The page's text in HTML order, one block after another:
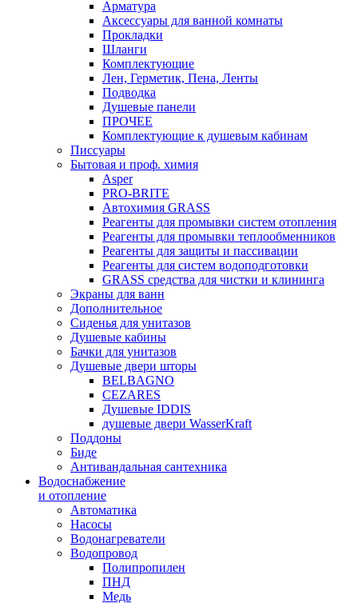
Арматура
Аксессуары для ванной комнаты
Прокладки
Шланги
Комплектующие
Лен, Герметик, Пена, Ленты
Подводка
Душевые панели
ПРОЧЕЕ
Комплектующие к душевым кабинам
Писсуары
Бытовая и проф. химия
Asper
PRO-BRITE
Автохимия GRASS
Реагенты для промывки систем отопления
Реагенты для промывки теплообменников
Реагенты для защиты и пассивации
Реагенты для систем водоподготовки
GRASS средства для чистки и клининга
Экраны для ванн
Дополнительное
Сиденья для унитазов
Душевые кабины
Бачки для унитазов
Душевые двери шторы
BELBAGNO
CEZARES
Душевые IDDIS
душевые двери WasserKraft
Поддоны
Биде
Антивандальная сантехника
Водоснабжение
и отопление
Автоматика
Насосы
Водонагреватели
Водопровод
Полипропилен
ПНД
Медь